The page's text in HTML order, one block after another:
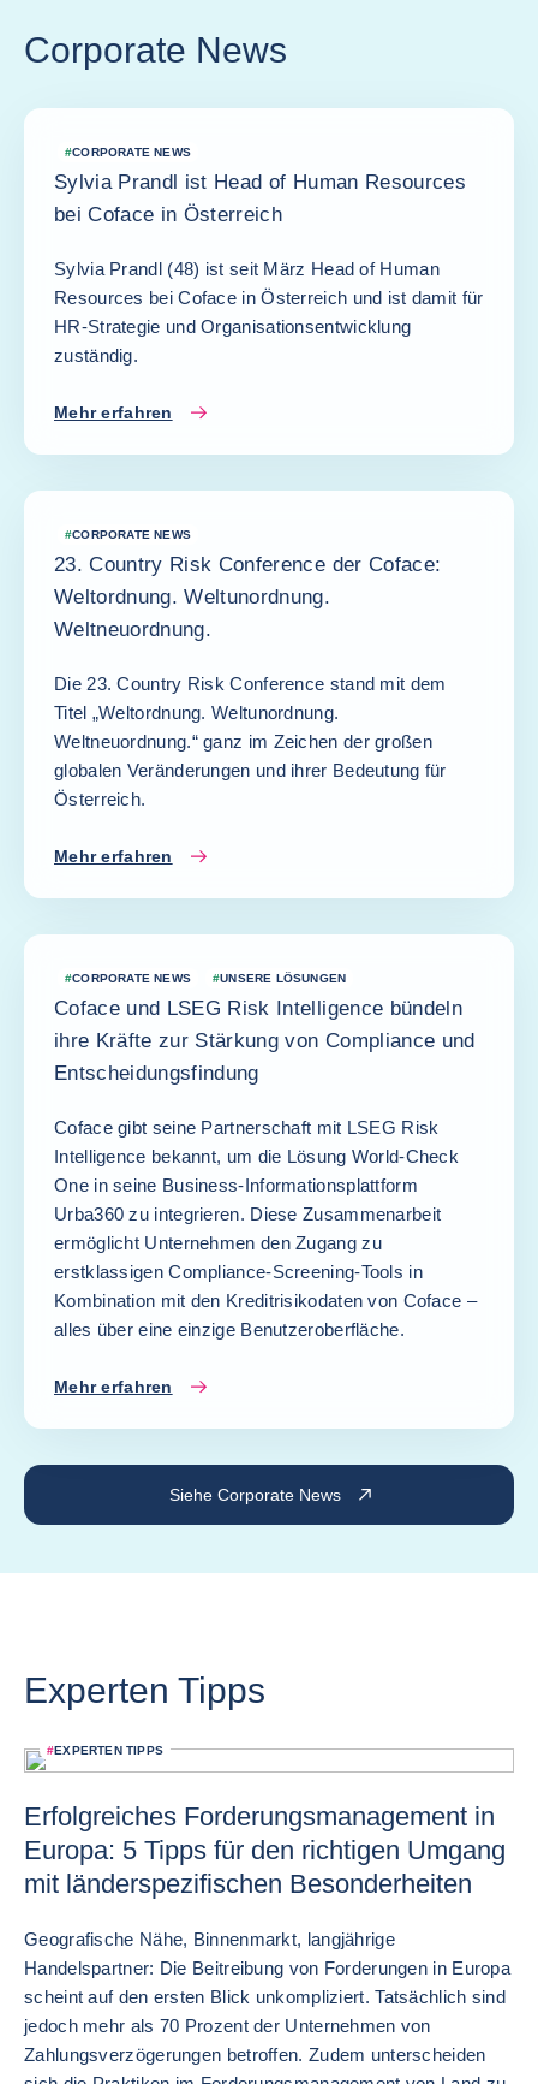
Corporate News
Siehe Corporate News
#CORPORATE NEWS
Sylvia Prandl ist Head of Human Resources
bei Coface in Österreich
Sylvia Prandl (48) ist seit März Head of Human
Resources bei Coface in Österreich und ist damit für
HR-Strategie und Organisationsentwicklung
zuständig.
Mehr erfahren
#CORPORATE NEWS
23. Country Risk Conference der Coface:
Weltordnung. Weltunordnung.
Weltneuordnung.
Die 23. Country Risk Conference stand mit dem
Titel „Weltordnung. Weltunordnung.
Weltneuordnung.“ ganz im Zeichen der großen
globalen Veränderungen und ihrer Bedeutung für
Österreich.
Mehr erfahren
#CORPORATE NEWS #UNSERE LÖSUNGEN
Coface und LSEG Risk Intelligence bündeln
ihre Kräfte zur Stärkung von Compliance und
Entscheidungsfindung
Coface gibt seine Partnerschaft mit LSEG Risk
Intelligence bekannt, um die Lösung World-Check
One in seine Business-Informationsplattform
Urba360 zu integrieren. Diese Zusammenarbeit
ermöglicht Unternehmen den Zugang zu
erstklassigen Compliance-Screening-Tools in
Kombination mit den Kreditrisikodaten von Coface –
alles über eine einzige Benutzeroberfläche.
Mehr erfahren
Experten Tipps
#EXPERTEN TIPPS
Erfolgreiches Forderungsmanagement in
Europa: 5 Tipps für den richtigen Umgang
mit länderspezifischen Besonderheiten
Geografische Nähe, Binnenmarkt, langjährige
Handelspartner: Die Beitreibung von Forderungen in Europa
scheint auf den ersten Blick unkompliziert. Tatsächlich sind
jedoch mehr als 70 Prozent der Unternehmen von
Zahlungsverzögerungen betroffen. Zudem unterscheiden